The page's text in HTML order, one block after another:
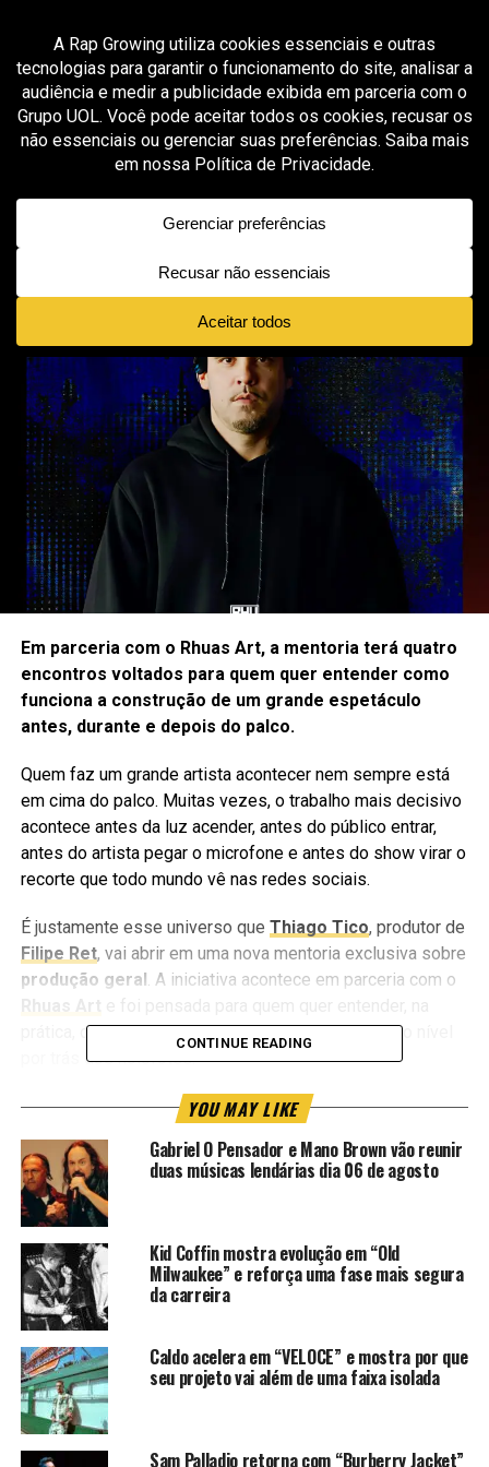
MÚSICA
Thiago Tico, produtor de Filipe Ret,
abre mentoria sobre produção geral
e bastidores da indústria musical
Em parceria com o Rhuas Art, a mentoria terá quatro
encontros voltados para quem quer entender como
funciona a construção de um grande espetáculo
antes, durante e depois do palco.
Quem faz um grande artista acontecer nem sempre está
em cima do palco. Muitas vezes, o trabalho mais decisivo
acontece antes da luz acender, antes do público entrar,
antes do artista pegar o microfone e antes do show virar o
recorte que todo mundo vê nas redes sociais.
É justamente esse universo que Thiago Tico, produtor de
Filipe Ret, vai abrir em uma nova mentoria exclusiva sobre
produção geral. A iniciativa acontece em parceria com o
prática, o que sustenta uma carreira artística de alto nível
por trás dos holofotes.
Filipe Ret é hoje um dos nomes mais relevantes do rap
empreendedorismo, shows de grande porte, estética
própria e forte conexão com o público. Nesse tipo de
operação, o artista é o rosto mais visível, mas existe uma
aconteça com força, organização e impacto.
A mentoria de Thiago Tico nasce exatamente desse ponto:
mostrar que o palco é apenas o resultado. Antes dele,
existe planejamento, leitura de mercado, gestão de
pessoas, alinhamento com artista, bastidor, equipe,
processo, tomada de decisão e uma série de
CONTINUE READING
YOU MAY LIKE
Gabriel O Pensador e Mano Brown vão reunir
duas músicas lendárias dia 06 de agosto
Kid Coffin mostra evolução em “Old
Milwaukee” e reforça uma fase mais segura
da carreira
Caldo acelera em “VELOCE” e mostra por que
seu projeto vai além de uma faixa isolada
Sam Palladio retorna com “Burberry Jacket”